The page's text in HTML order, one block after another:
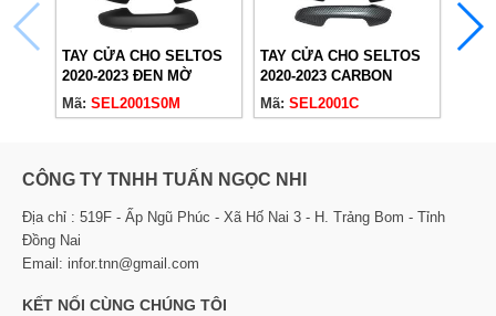
TAY CỬA CHO SELTOS
2020-2023 ĐEN MỜ
Mã: SEL2001S0M
TAY CỬA CHO SELTOS
2020-2023 CARBON
Mã: SEL2001C
TAY
CÔNG TY TNHH TUẤN NGỌC NHI
Địa chỉ : 519F - Ấp Ngũ Phúc - Xã Hố Nai 3 - H. Trảng Bom - Tỉnh
Đồng Nai
Email: infor.tnn@gmail.com
KẾT NỐI CÙNG CHÚNG TÔI